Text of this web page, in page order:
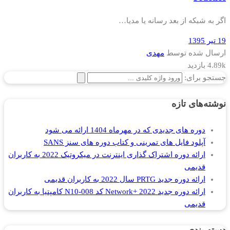
اگر به شبکه از بعد رسانه یا مدیا…
19 تیر 1395
ارسال شده توسط مهدی
4.89k بازدید
جستجو برای:
نوشته‌های تازه
دوره های جدیدی که در مهرماه 1404 ارائه می شود
آپلود فایل های تمرینی و کتاب دوره های سنز SANS
ارائه دوره اشتراک گذاری اینترنت در میکروتیک 2022 به کاربران
قدیمی
ارائه دوره جدید PRTG سال 2022 به کاربران قدیمی
ارائه دوره جدید Network+ 2022 کد N10-008 کامپتیا به کاربران
قدیمی